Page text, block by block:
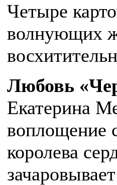
Четыре
волнующих
Любовь
Екатерина
воплощение
королева